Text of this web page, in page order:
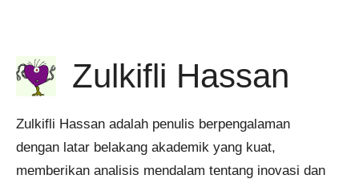
Zulkifli Hassan
Zulkifli Hassan adalah penulis berpengalaman
dengan latar belakang akademik yang kuat,
memberikan analisis mendalam tentang inovasi dan